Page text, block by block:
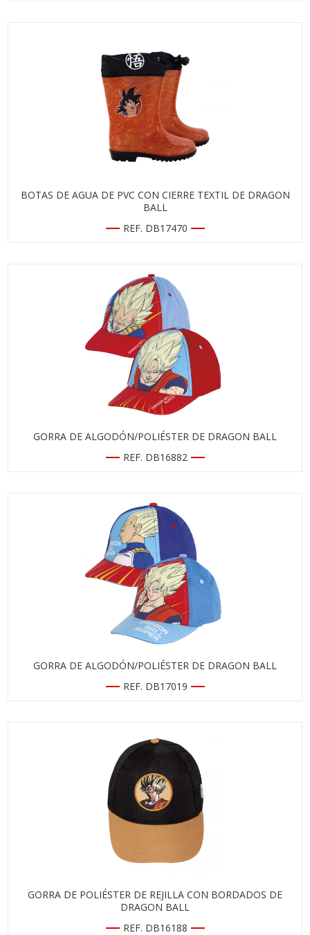
BOTAS DE AGUA DE PVC CON CIERRE TEXTIL DE DRAGON
BALL
REF. DB17470
GORRA DE ALGODÓN/POLIÉSTER DE DRAGON BALL
REF. DB16882
GORRA DE ALGODÓN/POLIÉSTER DE DRAGON BALL
REF. DB17019
GORRA DE POLIÉSTER DE REJILLA CON BORDADOS DE
DRAGON BALL
REF. DB16188